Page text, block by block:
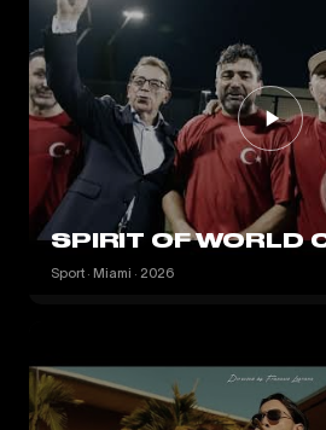
SPIRIT OF WORLD
Sport · Miami · 2026